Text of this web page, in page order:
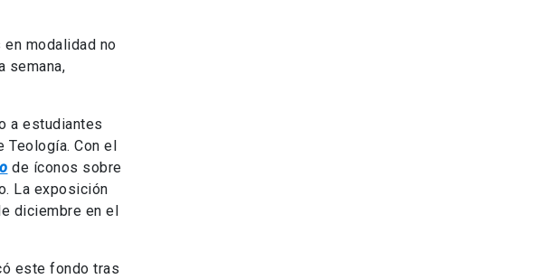
modalidad no
semana,
a estudiantes
Teología. Con el
de íconos sobre
La exposición
diciembre en el
este fondo tras